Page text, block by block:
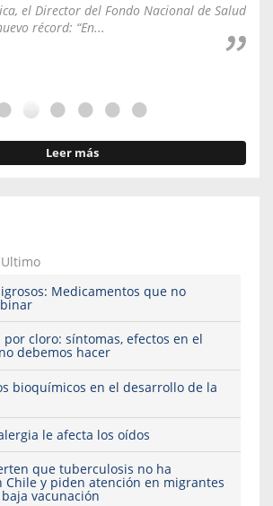
el Director del Fondo Nacional de Salud
récord: “En...
Leer más
Medicamentos que no
por cloro: síntomas, efectos en el
debemos hacer
bioquímicos en el desarrollo de la
le afecta los oídos
que tuberculosis no ha
y piden atención en migrantes
vacunación